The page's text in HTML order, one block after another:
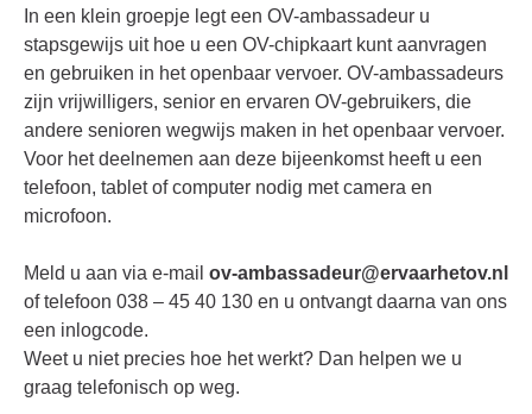
In een klein groepje legt een OV-ambassadeur u
stapsgewijs uit hoe u een OV-chipkaart kunt aanvragen
en gebruiken in het openbaar vervoer. OV-ambassadeurs
zijn vrijwilligers, senior en ervaren OV-gebruikers, die
andere senioren wegwijs maken in het openbaar vervoer.
Voor het deelnemen aan deze bijeenkomst heeft u een
telefoon, tablet of computer nodig met camera en
microfoon.
Meld u aan via e-mail ov-ambassadeur@ervaarhetov.nl
of telefoon 038 – 45 40 130 en u ontvangt daarna van ons
een inlogcode.
Weet u niet precies hoe het werkt? Dan helpen we u
graag telefonisch op weg.